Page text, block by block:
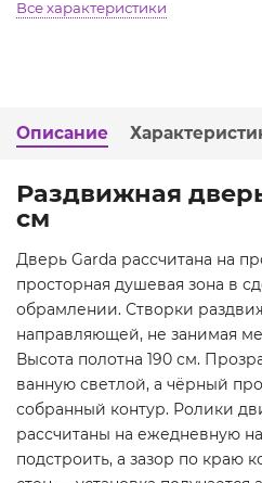
Все характеристики
Описание
Раздвижная
см
Дверь Garda рассчитана на
просторная душевая зона в
обрамлении. Створки
направляющей, не занимая
Высота полотна 190 см.
ванную светлой, а чёрный
собранный контур. Ролики
рассчитаны на ежедневную
подстроить, а зазор по краю